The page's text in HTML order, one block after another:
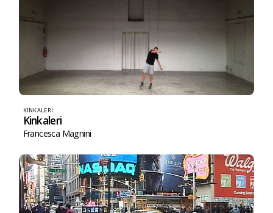
KINKALERI
Kinkaleri
Francesca Magnini